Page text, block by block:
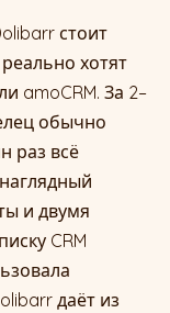
стоит
хотят
amoCRM. За 2–
обычно
раз всё
и двумя
CRM
даёт из